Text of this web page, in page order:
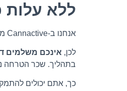
ללא עלות
אנחנו ב-Cannactive מבינים שעלות סיוע משפטי עלולה להרתיע – במיוחד כשכבר מתמודדים עם אתגרים רפואיים וכלכליים.
לכן, אינכם משלמים
בתהליך. שכר הטרחה
כך, אתם יכולים